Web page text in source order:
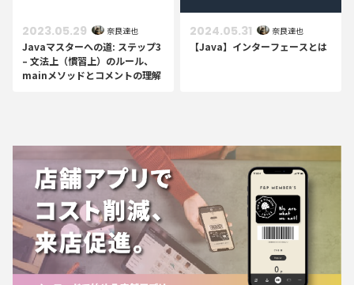
Javaマスターへの道: ステップ3
– 文法上（慣習上）のルール、
mainメソッドとコメントの理解
2023.05.29 奈良達也
【Java】インターフェースとは
2024.05.31 奈良達也